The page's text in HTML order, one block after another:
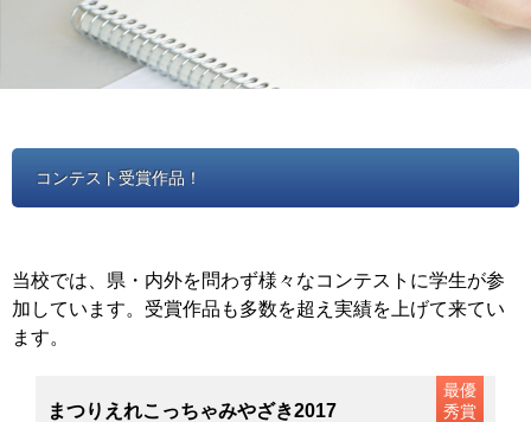
コンテスト受賞作品！
当校では、県・内外を問わず様々なコンテストに学生が参
加しています。受賞作品も多数を超え実績を上げて来てい
ます。
最優
秀賞
まつりえれこっちゃみやざき2017